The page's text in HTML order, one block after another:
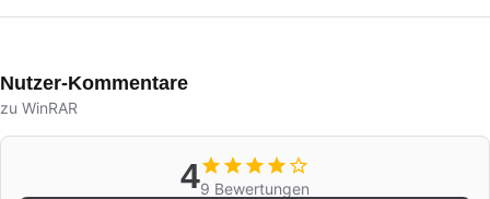
Nutzer-Kommentare
zu WinRAR
49 Bewertungen